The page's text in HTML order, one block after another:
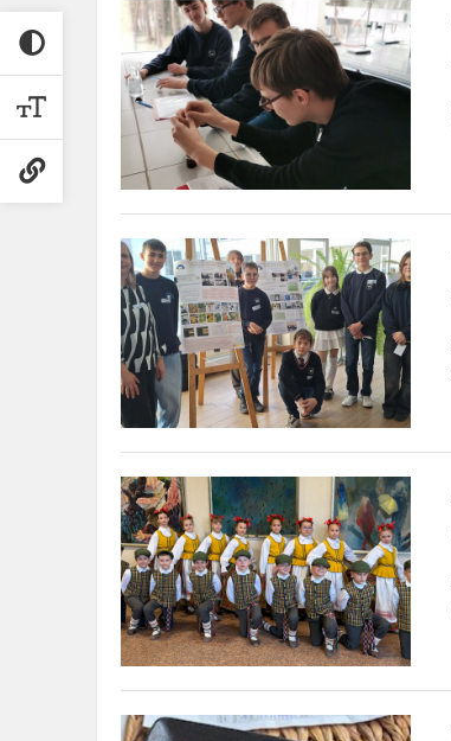
Chemijos
pamoka
Vilnius
Tech
Tarptautinės
GLOBE
programos
ir
Baltijos
jūros
projekto
met...
Sėkmingas
„Gojelis“
pasirodymas
Lietuvos
moksleivių
dainų
š...
Vilniaus